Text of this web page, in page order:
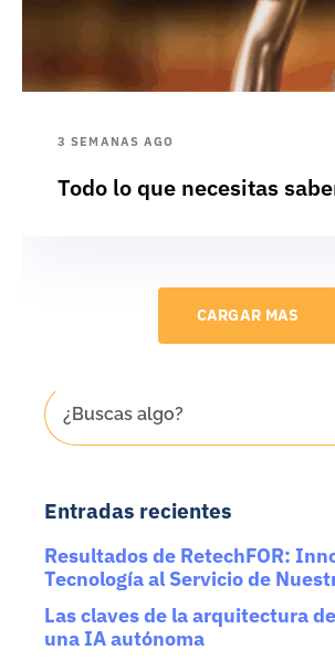
3 SEMANAS AGO
Todo lo que necesitas
CARGAR MAS
Entradas recientes
Resultados de RetechFOR:
Tecnología al Servicio de
Las claves de la arquitectura
una IA autónoma